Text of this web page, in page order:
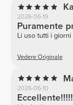
2026-06-19
Puramente
Li uso tutti i
Vedere Originale
2026-06-10
Eccellente!!!!!